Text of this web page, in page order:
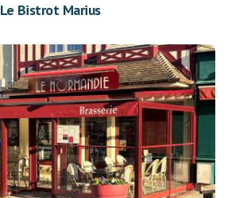
Le Bistrot Marius